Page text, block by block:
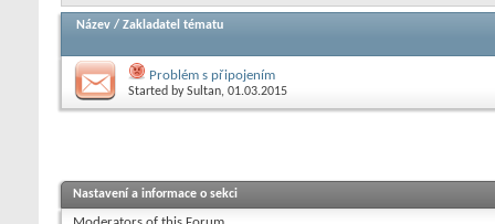
Název / Zakladatel tématu
Problém s připojením
Started bySultan, 01.03.2015
Nastavení a informace o sekci